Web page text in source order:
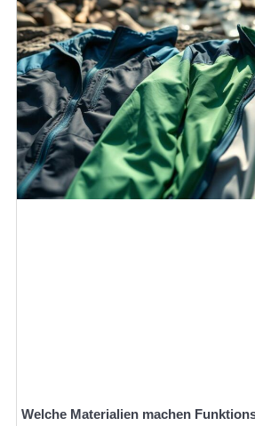
Welche Materialien machen